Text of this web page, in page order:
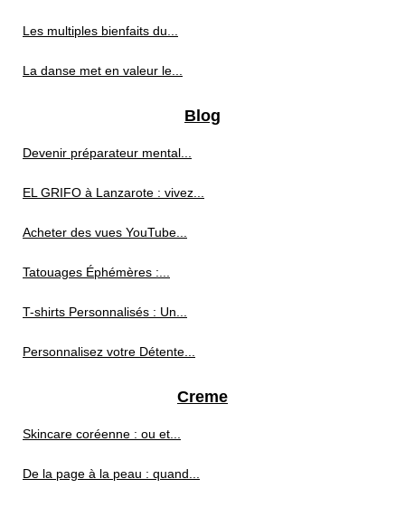
Les multiples bienfaits du...
La danse met en valeur le...
Blog
Devenir préparateur mental...
EL GRIFO à Lanzarote : vivez...
Acheter des vues YouTube...
Tatouages Éphémères :...
T-shirts Personnalisés : Un...
Personnalisez votre Détente...
Creme
Skincare coréenne : ou et...
De la page à la peau : quand...